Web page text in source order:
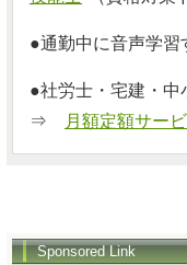
●通勤中に音声学
●社労士・宅建・
⇒
月額定額サー
Sponsored Link